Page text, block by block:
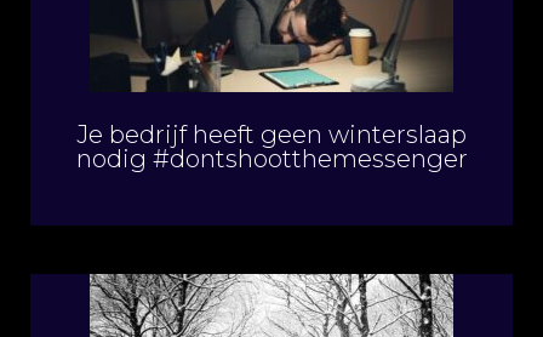
Je bedrijf heeft geen winterslaap
nodig #dontshootthemessenger